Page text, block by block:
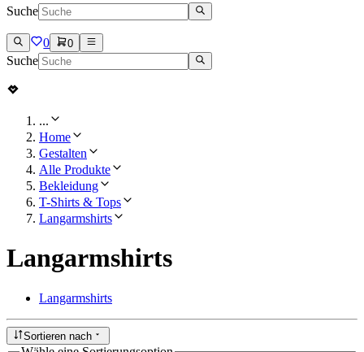
Suche
0 0
Suche
...
Home
Gestalten
Alle Produkte
Bekleidung
T-Shirts & Tops
Langarmshirts
Langarmshirts
Langarmshirts
Sortieren nach